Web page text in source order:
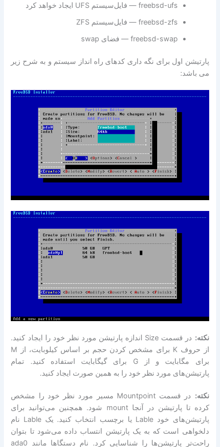
freebsd-ufs — فایل‌سیستم UFS ایجاد خواهد کرد
freebsd-zfs — فایل‌سیستم ZFS
freebsd-swap — فضای swap
پارتیشن اول برای نگه داری کدهای راه انداز سیستم و به شرح زیر
می باشد:
نکته:
در قسمت Size اندازه پارتیشن مورد نظر خود را ایجاد کنید.
از حروف K برای مشخص کردن حجم بر اساس کیلوبایت، از M
برای مگابایت و از G برای گیگابایت استفاده کنید. تمام
پارتیشن‌های مورد نظر خود را به همین صورت ایجاد کنید.
نکته:
در قسمت Mountpoint مسیر مورد نظر خود را مشخص
کرده تا پارتیشن در آنجا mount شود. همچنین می‌توانید برای
پارتیشن‌های خود Lable یا برچسب انتخاب کنید. یک Lable نام
دلخواهی است که به یک پارتیشن انتساب داده می‌شود تا بتوان
راحت‌تر پارتیشن‌ها را شناسایی کرد. نام دستگاها مانند ada0